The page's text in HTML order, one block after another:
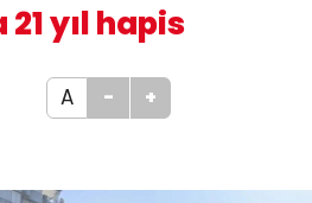
yıl hapis
A - +